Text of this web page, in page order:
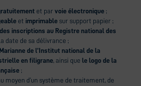
et parvoie électronique ;
et imprimable sur support papier ;
des inscriptions au Registre national des
date de sa délivrance ;
de l’Institut national de la
en filigrane , ainsi que
le logo de la
;
moyen d’un système de traitement, de